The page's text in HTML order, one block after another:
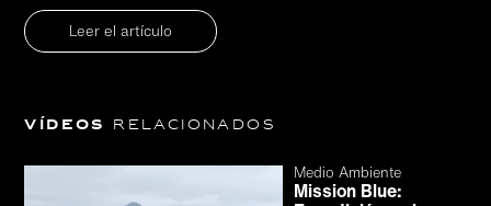
Leer el artículo
Vídeos relacionados
Medio Ambiente
Mission Blue: